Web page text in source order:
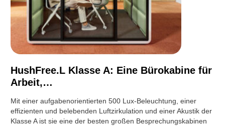
HushFree.L Klasse A: Eine Bürokabine für
Arbeit,…
Mit einer aufgabenorientierten 500 Lux-Beleuchtung, einer
effizienten und belebenden Luftzirkulation und einer Akustik der
Klasse A ist sie eine der besten großen Besprechungskabinen